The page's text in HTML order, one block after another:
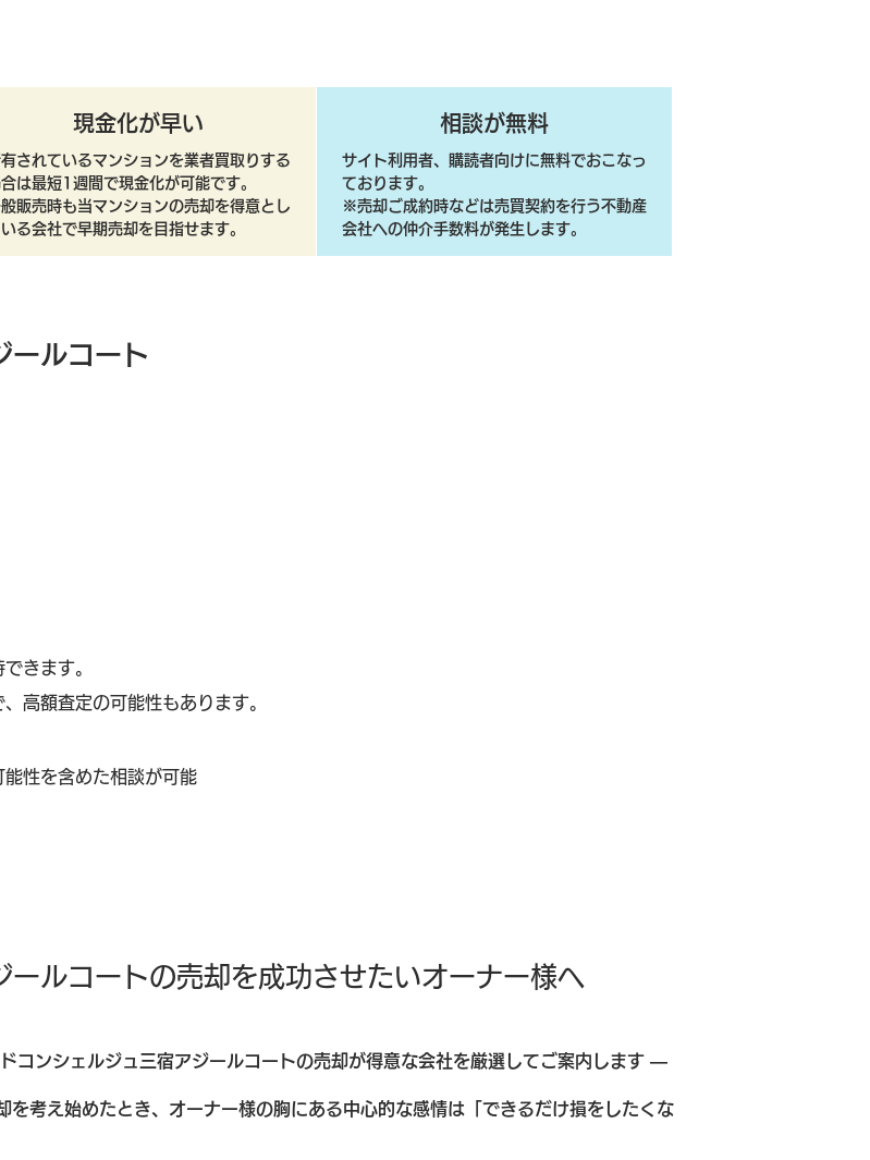
現金化が早い
されているマンションを業者買取りする
は最短1週間で現金化が可能です。
販売時も当マンションの売却を得意とし
る会社で早期売却を目指せます。
相談が無料
サイト利用者、購読者向けに無料でおこなっ
ております。
​※売却ご成約時などは売買契約を行う不動産
会社への仲介手数料が発生します。
ールコート
きます。
高額査定の可能性もあります。
性を含めた相談が可能
ルコートの売却を成功させたいオーナー様へ
コンシェルジュ三宿アジールコートの売却が得意な会社を厳選してご案内します ―
考え始めたとき、オーナー様の胸にある中心的な感情は「できるだけ損をしたくな